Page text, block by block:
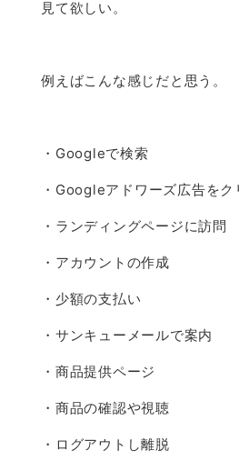
見て欲しい。
例えばこんな感じだと思う。
・Googleで検索
・Googleアドワーズ広告をク
・ランディングページに訪問
・アカウントの作成
・少額の支払い
・サンキューメールで案内
・商品提供ページ
・商品の確認や視聴
・ログアウトし離脱